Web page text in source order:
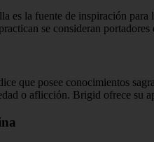
es la fuente de inspiración
se consideran
que posee conocimientos
o aflicción. Brigid ofrece